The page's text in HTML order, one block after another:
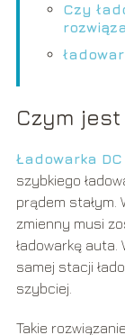
Czy
Czym jest
Ładowarka DC
szybkiego
prądem stałym.
zmienny musi
ładowarkę
samej stacji
szybciej.
Takie